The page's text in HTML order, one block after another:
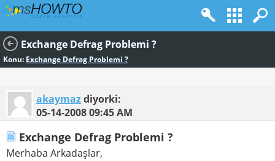
Exchange Defrag Problemi ?
Konu: Exchange Defrag Problemi ?
akaymazdiyorki:
05-14-200809:45 AM
Exchange Defrag Problemi ?
Merhaba Arkadaşlar,